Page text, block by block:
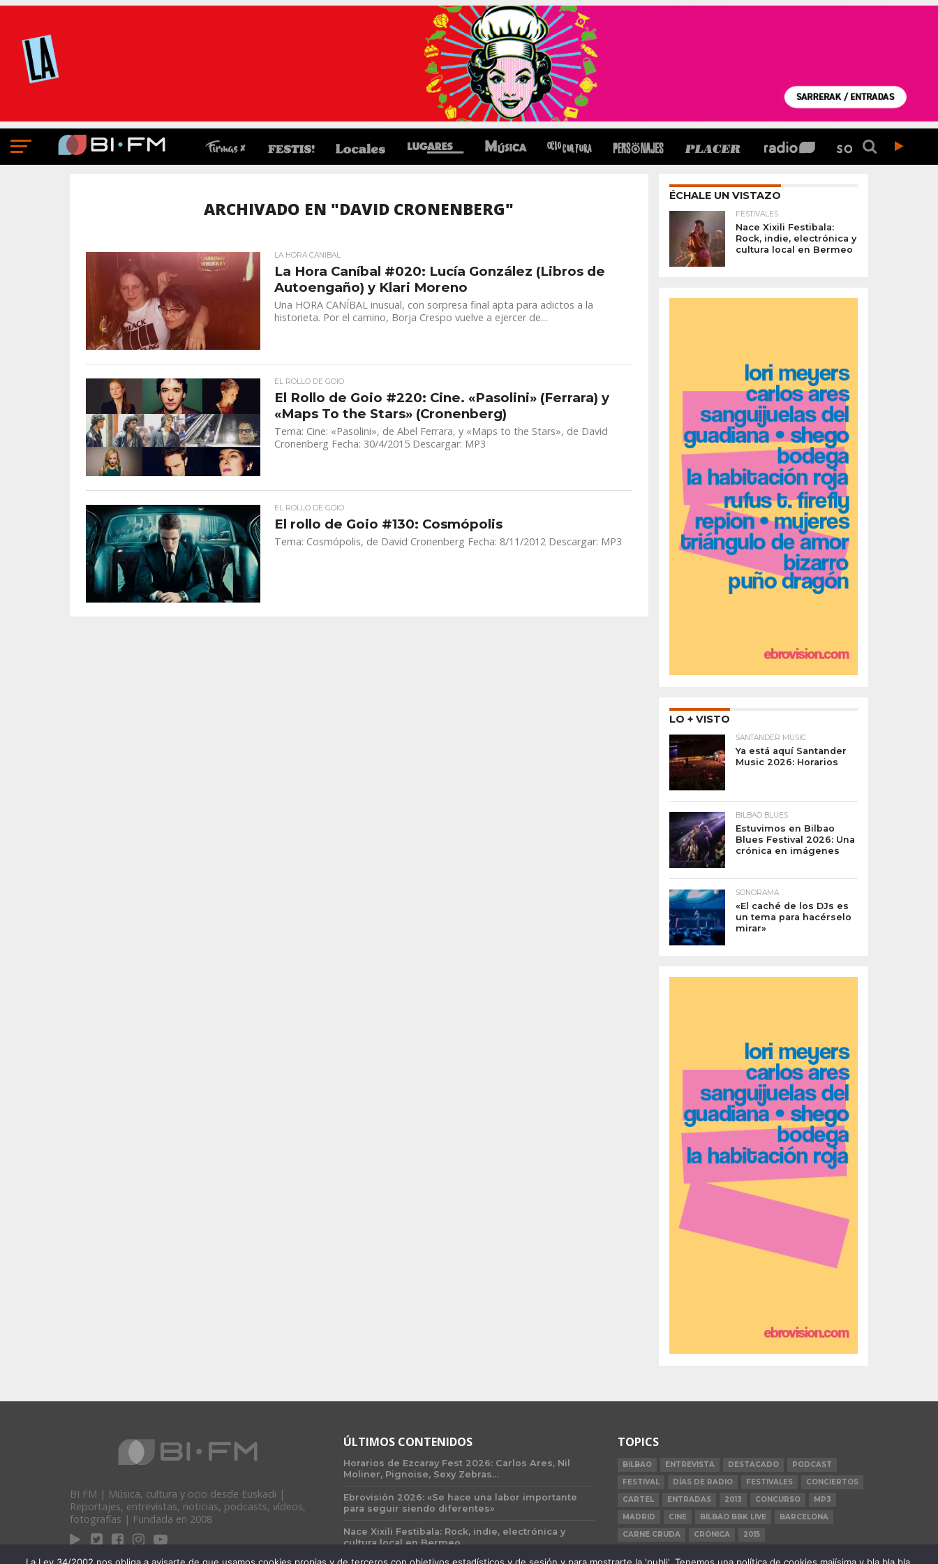
ARCHIVADO EN "DAVID CRONENBERG"
LA HORA CANIBAL
La Hora Caníbal #020: Lucía González (Libros de
Autoengaño) y Klari Moreno
Una HORA CANÍBAL inusual, con sorpresa final apta para adictos a la
historieta. Por el camino, Borja Crespo vuelve a ejercer de...
EL ROLLO DE GOIO
El Rollo de Goio #220: Cine. «Pasolini» (Ferrara) y
«Maps To the Stars» (Cronenberg)
Tema: Cine: «Pasolini», de Abel Ferrara, y «Maps to the Stars», de David
Cronenberg Fecha: 30/4/2015 Descargar: MP3
EL ROLLO DE GOIO
El rollo de Goio #130: Cosmópolis
Tema: Cosmópolis, de David Cronenberg Fecha: 8/11/2012 Descargar: MP3
ÉCHALE UN VISTAZO
FESTIVALES
Nace Xixili Festibala:
Rock, indie, electrónica y
cultura local en Bermeo
LO + VISTO
SANTANDER MUSIC
Ya está aquí Santander
Music 2026: Horarios
BILBAO BLUES
Estuvimos en Bilbao
Blues Festival 2026: Una
crónica en imágenes
SONORAMA
«El caché de los DJs es
un tema para hacérselo
mirar»
BI FM | Música, cultura y ocio desde Euskadi |
Reportajes, entrevistas, noticias, podcasts, vídeos,
fotografías | Fundada en 2008
ÚLTIMOS CONTENIDOS
Horarios de Ezcaray Fest 2026: Carlos Ares, Nil
Moliner, Pignoise, Sexy Zebras…
Ebrovisión 2026: «Se hace una labor importante
para seguir siendo diferentes»
Nace Xixili Festibala: Rock, indie, electrónica y
cultura local en Bermeo
TOPICS
BILBAO ENTREVISTA DESTACADO
PODCAST
FESTIVAL
DÍAS DE RADIO FESTIVALES
CONCIERTOS
CARTEL
ENTRADAS 2013 CONCURSO
MP3
MADRID
CINE BILBAO BBK LIVE
BARCELONA
CARNE CRUDA
CRÓNICA 2015